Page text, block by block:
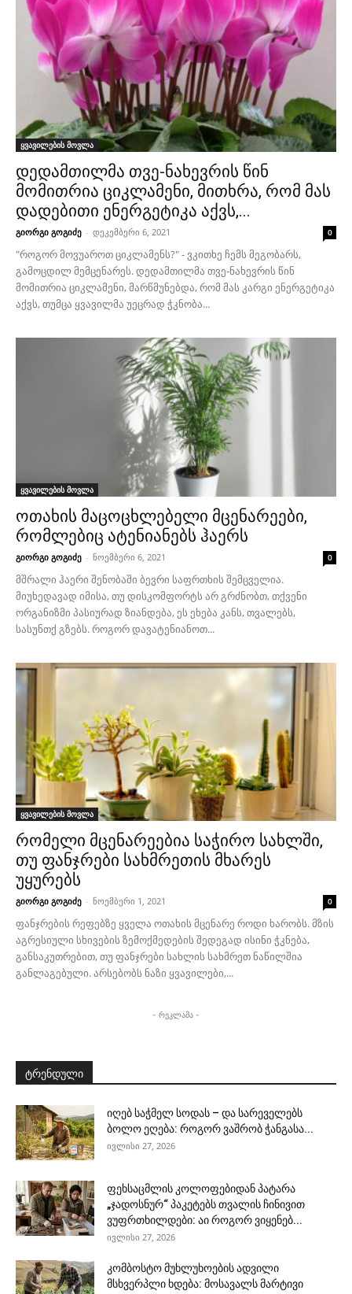
ყვავილების მოვლა
დედამთილმა თვე-ნახევრის წინ
მომითრია ციკლამენი, მითხრა, რომ მას
დადებითი ენერგეტიკა აქვს,...
გიორგი გოგიძე - დეკემბერი 6, 2021 0
"როგორ მოვუაროთ ციკლამენს?" - ვკითხე ჩემს მეგობარს,
გამოცდილ მემცენარეს. დედამთილმა თვე-ნახევრის წინ
მომითრია ციკლამენი, მარწმუნებდა, რომ მას კარგი ენერგეტიკა
აქვს, თუმცა ყვავილმა უეცრად ჭკნობა...
ყვავილების მოვლა
ოთახის მაცოცხლებელი მცენარეები,
რომლებიც ატენიანებს ჰაერს
გიორგი გოგიძე - ნოემბერი 6, 2021 0
მშრალი ჰაერი შენობაში ბევრი საფრთხის შემცველია.
მიუხედავად იმისა, თუ დისკომფორტს არ გრძნობთ, თქვენი
ორგანიზმი პასიურად ზიანდება, ეს ეხება კანს, თვალებს,
სასუნთქ გზებს. როგორ დავატენიანოთ...
ყვავილების მოვლა
რომელი მცენარეებია საჭირო სახლში,
თუ ფანჯრები სახმრეთის მხარეს
უყურებს
გიორგი გოგიძე - ნოემბერი 1, 2021 0
ფანჯრების რეფებზე ყველა ოთახის მცენარე როდი ხარობს. მზის
აგრესიული სხივების ზემოქმედების შედეგად ისინი ჭკნება,
განსაკუთრებით, თუ ფანჯრები სახლის სახმრეთ ნაწილშია
განლაგებული. არსებობს ნაზი ყვავილები,...
- რეკლამა -
ტრენდული
იღებ საჭმელ სოდას – და სარეველებს
ბოლო ეღება: როგორ ვაშრობ ჭანგასა...
ივლისი 27, 2026
ფეხსაცმლის კოლოფებიდან პატარა
„ჯადოსნურ“ პაკეტებს თვალის ჩინივით
ვუფრთხილდები: აი როგორ ვიყენებ...
ივლისი 27, 2026
კომბოსტო მუხლუხოების ადვილი
მსხვერპლი ხდება: მოსავალს მარტივი